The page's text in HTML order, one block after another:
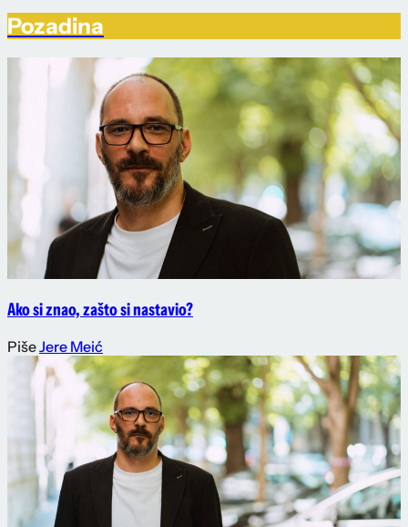
Pozadina
Ako si znao, zašto si nastavio?
PišeJere Meić